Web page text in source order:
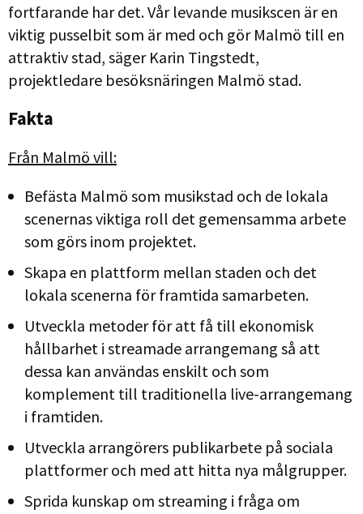
fortfarande har det. Vår levande musikscen är en
viktig pusselbit som är med och gör Malmö till en
attraktiv stad, säger Karin Tingstedt,
projektledare besöksnäringen Malmö stad.
Fakta
Från Malmö vill:
Befästa Malmö som musikstad och de lokala
scenernas viktiga roll det gemensamma arbete
som görs inom projektet.
Skapa en plattform mellan staden och det
lokala scenerna för framtida samarbeten.
Utveckla metoder för att få till ekonomisk
hållbarhet i streamade arrangemang så att
dessa kan användas enskilt och som
komplement till traditionella live-arrangemang
i framtiden.
Utveckla arrangörers publikarbete på sociala
plattformer och med att hitta nya målgrupper.
Sprida kunskap om streaming i fråga om